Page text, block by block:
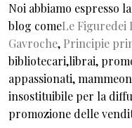
Noi abbiamo espresso
blog comeLe Figuredei
Gavroche, Principie
bibliotecari,librai,
appassionati,
insostituibile per la
promozione delle